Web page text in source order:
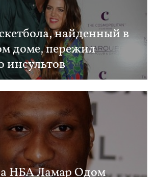
найденный в
доме, пережил
инсультов
НБА Ламар Одом